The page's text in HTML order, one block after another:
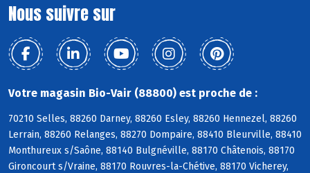
Nous suivre sur
Votre magasin Bio-Vair (88800) est proche de :
70210 Selles, 88260 Darney, 88260 Esley, 88260 Hennezel, 88260
Lerrain, 88260 Relanges, 88270 Dompaire, 88410 Bleurville, 88410
Monthureux s/Saône, 88140 Bulgnéville, 88170 Châtenois, 88170
Gironcourt s/Vraine, 88170 Rouvres-la-Chétive, 88170 Vicherey,